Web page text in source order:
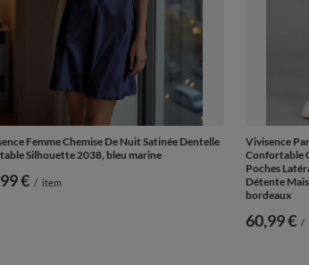
Femme Chemise De Nuit Satinée Dentelle
Silhouette 2038, bleu marine
€ / item
Vivisence
Confortable
Poches
Détente
bordeaux
60,99 € /